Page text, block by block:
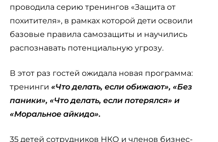
проводила серию тренингов «Защита от
похитителя», в рамках которой дети освоили
базовые правила самозащиты и научились
распознавать потенциальную угрозу.
В этот раз гостей ожидала новая программа:
тренинги «Что делать, если обижают», «Без
паники», «Что делать, если потерялся» и
«Моральное айкидо».
35 детей сотрудников НКО и членов бизнес-